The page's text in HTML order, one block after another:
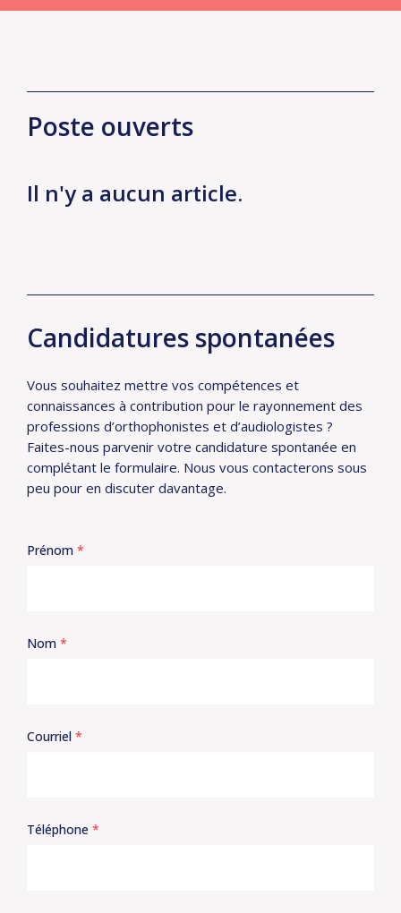
Poste ouverts
Il n'y a aucun article.
Candidatures spontanées
Vous souhaitez mettre vos compétences et
connaissances à contribution pour le rayonnement des
professions d’orthophonistes et d’audiologistes ?
Faites-nous parvenir votre candidature spontanée en
complétant le formulaire. Nous vous contacterons sous
peu pour en discuter davantage.
Prénom *
Nom *
Courriel *
Téléphone *